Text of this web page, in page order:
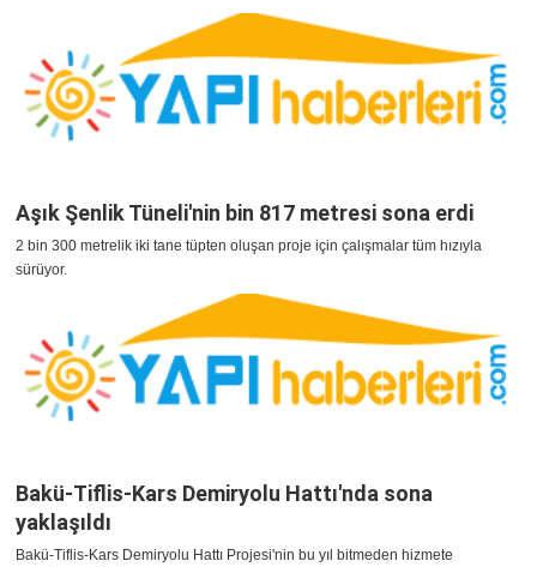
Aşık Şenlik Tüneli'nin bin 817 metresi sona erdi
2 bin 300 metrelik iki tane tüpten oluşan proje için çalışmalar tüm hızıyla
sürüyor.
Bakü-Tiflis-Kars Demiryolu Hattı'nda sona
yaklaşıldı
Bakü-Tiflis-Kars Demiryolu Hattı Projesi'nin bu yıl bitmeden hizmete